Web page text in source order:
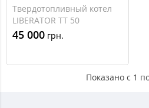
Твердотопливный котел
LIBERATOR ТТ 50
45 000 грн.
Показано с 1